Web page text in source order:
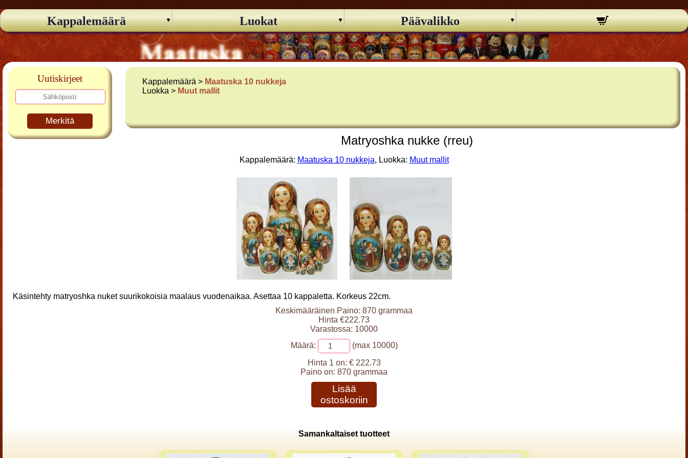
Kappalemäärä Luokat Päävalikko
Uutiskirjeet
Merkitä
Kappalemäärä > Maatuska 10 nukkeja
Luokka > Muut mallit
Matryoshka nukke (rreu)
Kappalemäärä: Maatuska 10 nukkeja, Luokka: Muut mallit
Käsintehty matryoshka nuket suurikokoisia maalaus vuodenaikaa. Asettaa 10 kappaletta. Korkeus 22cm.
Keskimääräinen Paino: 870 grammaa
Hinta €222.73
Varastossa: 10000
Määrä:
(max 10000)
Hinta 1 on: € 222.73
Paino on: 870 grammaa
Lisää
ostoskoriin
Samankaltaiset tuotteet